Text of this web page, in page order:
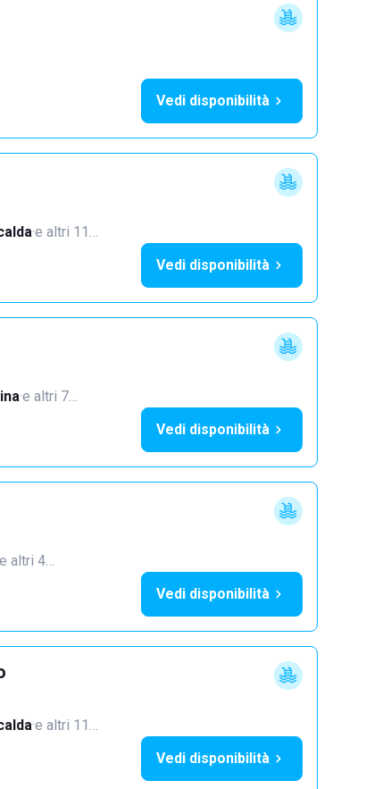
Vedi disponibilità
·e altri 11…
Vedi disponibilità
·e altri 7…
Vedi disponibilità
e altri 4…
Vedi disponibilità
·e altri 11…
Vedi disponibilità